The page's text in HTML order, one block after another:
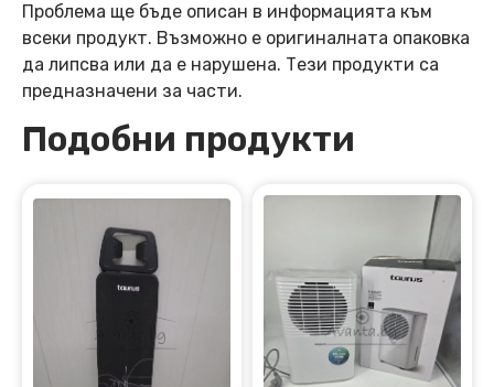
Проблема ще бъде описан в информацията към
всеки продукт. Възможно е оригиналната опаковка
да липсва или да е нарушена. Тези продукти са
предназначени за части.
Подобни продукти